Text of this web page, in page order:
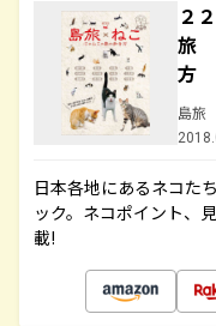
２
旅
方
島旅
日本各地にあるネコた
ック。ネコポイント、
載!